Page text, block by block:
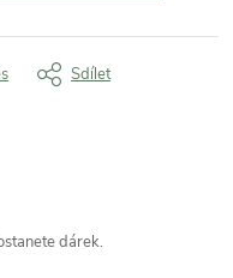
Sdílet
dárek.